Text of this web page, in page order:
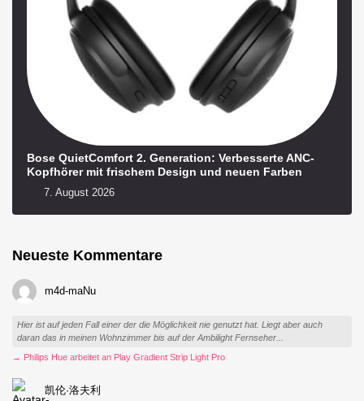
Bose QuietComfort 2. Generation: Verbesserte ANC-
Kopfhörer mit frischem Design und neuen Farben
7. August 2026
Neueste Kommentare
m4d-maNu
Hier ist auf jeden Fall einer der die Möglichkeit nie genutzt hat. Liegt aber auch
daran das in meinen Wohnzimmer bis auf der Ambilight Fernseher...
→ Philips Hue arbeitet an Play Gradient Strip Light Pro
凯伦·洛夫利